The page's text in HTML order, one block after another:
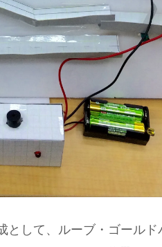
として、ルーブ・ゴールド